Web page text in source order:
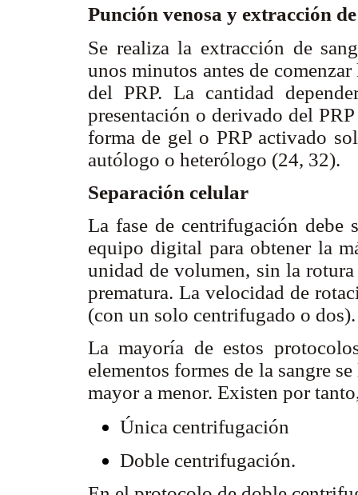
Punción venosa y extracción
Se realiza la extracción de
unos minutos antes de
del PRP. La cantidad
presentación o derivado del
forma de gel o PRP activado
autólogo o heterólogo (24, 32).
Separación celular
La fase de centrifugación debe
equipo digital para obtener la
unidad de volumen, sin la
prematura. La velocidad de
(con un solo centrifugado o
La mayoría de estos
elementos formes de la sangre
mayor a menor. Existen por
Única centrifugación
Doble centrifugación.